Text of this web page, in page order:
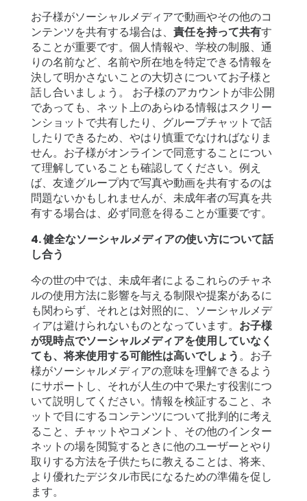
お子様がソーシャルメディアで動画やその他のコ
ンテンツを共有する場合は、 責任を持って共有す
ることが重要です。個人情報や、学校の制服、通
りの名前など、名前や所在地を特定できる情報を
決して明かさないことの大切さについてお子様と
話し合いましょう。 お子様のアカウントが非公開
であっても、ネット上のあらゆる情報はスクリー
ンショットで共有したり、グループチャットで話
したりできるため、やはり慎重でなければなりま
せん。お子様がオンラインで同意することについ
て理解していることも確認してください。例え
ば、友達グループ内で写真や動画を共有するのは
問題ないかもしれませんが、未成年者の写真を共
有する場合は、必ず同意を得ることが重要です。
4. 健全なソーシャルメディアの使い方について話
し合う
今の世の中では、 未成年者によるこれらのチャネ
ルの使用方法に影響を与える制限や提案があるに
も関わらず、それとは対照的に、ソーシャルメデ
ィアは避けられないものとなっています。 お子様
が現時点でソーシャルメディアを使用していなく
ても、将来使用する可能性は高いでしょう。お子
様がソーシャルメディアの意味を理解できるよう
にサポートし、それが人生の中で果たす役割につ
いて説明してください。情報を検証すること、ネ
ットで目にするコンテンツについて批判的に考え
ること、チャットやコメント、その他のインター
ネットの場を閲覧するときに他のユーザーとやり
取りする方法を子供たちに教えることは、将来、
より優れたデジタル市民になるための準備を促し
ます。